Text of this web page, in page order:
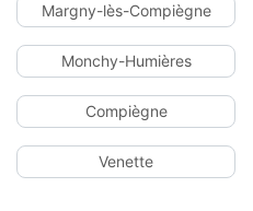
Margny-lès-Compiègne
Monchy-Humières
Compiègne
Venette